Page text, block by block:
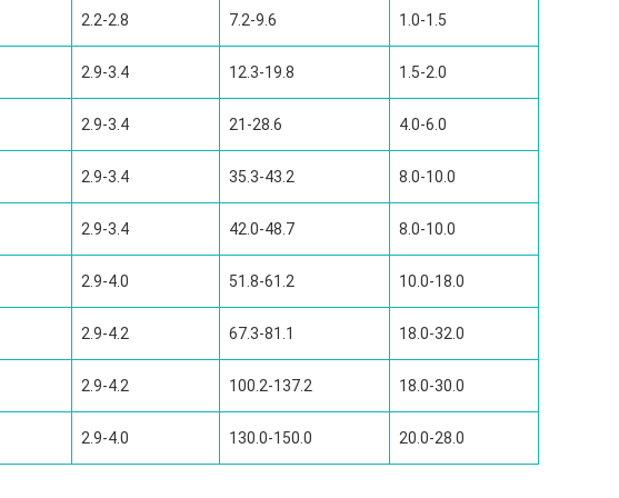
2.2-2.8 7.2-9.6 1.0-1.5
2.9-3.4 12.3-19.8 1.5-2.0
2.9-3.4 21-28.6 4.0-6.0
2.9-3.4 35.3-43.2 8.0-10.0
2.9-3.4 42.0-48.7 8.0-10.0
2.9-4.0 51.8-61.2 10.0-18.0
2.9-4.2 67.3-81.1 18.0-32.0
2.9-4.2 100.2-137.2 18.0-30.0
2.9-4.0 130.0-150.0 20.0-28.0